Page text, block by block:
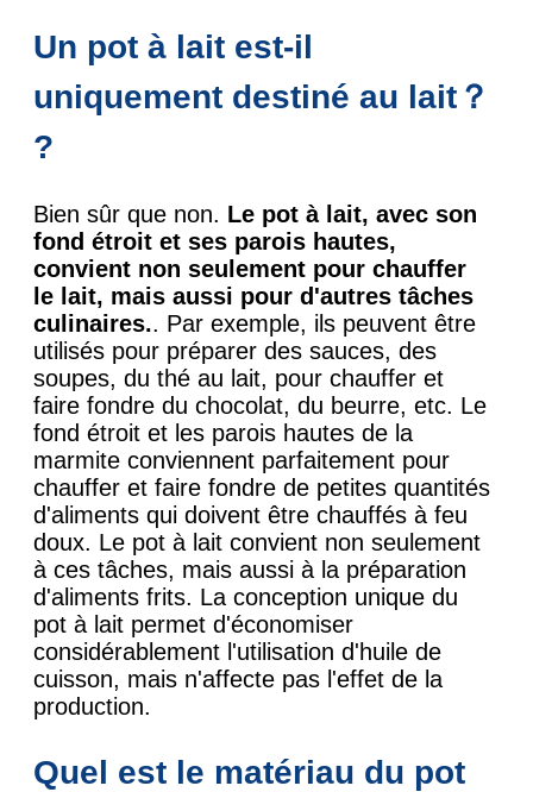
Un pot à lait est-il
uniquement destiné au lait？
?
Bien sûr que non. Le pot à lait, avec son
fond étroit et ses parois hautes,
convient non seulement pour chauffer
le lait, mais aussi pour d'autres tâches
culinaires.. Par exemple, ils peuvent être
utilisés pour préparer des sauces, des
soupes, du thé au lait, pour chauffer et
faire fondre du chocolat, du beurre, etc. Le
fond étroit et les parois hautes de la
marmite conviennent parfaitement pour
chauffer et faire fondre de petites quantités
d'aliments qui doivent être chauffés à feu
doux. Le pot à lait convient non seulement
à ces tâches, mais aussi à la préparation
d'aliments frits. La conception unique du
pot à lait permet d'économiser
considérablement l'utilisation d'huile de
cuisson, mais n'affecte pas l'effet de la
production.
Quel est le matériau du pot